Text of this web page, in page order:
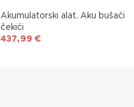
Akumulatorski alat, Aku bušaći
čekići
437,99 €